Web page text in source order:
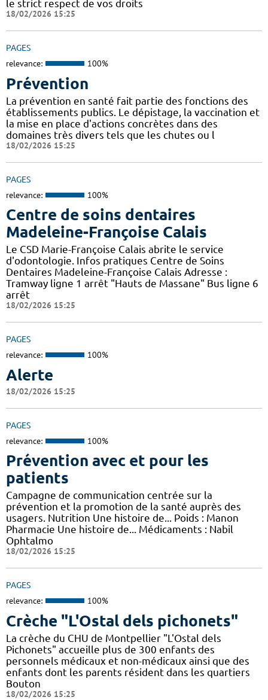
le strict respect de vos droits
18/02/2026 15:25
PAGES
relevance: 100%
Prévention
La prévention en santé fait partie des fonctions des
établissements publics. Le dépistage, la vaccination et
la mise en place d'actions concrètes dans des
domaines très divers tels que les chutes ou l
18/02/2026 15:25
PAGES
relevance: 100%
Centre de soins dentaires
Madeleine-Françoise Calais
Le CSD Marie-Françoise Calais abrite le service
d'odontologie. Infos pratiques Centre de Soins
Dentaires Madeleine-Françoise Calais Adresse :
Tramway ligne 1 arrêt "Hauts de Massane" Bus ligne 6
arrêt
18/02/2026 15:25
PAGES
relevance: 100%
Alerte
18/02/2026 15:25
PAGES
relevance: 100%
Prévention avec et pour les
patients
Campagne de communication centrée sur la
prévention et la promotion de la santé auprès des
usagers. Nutrition Une histoire de... Poids : Manon
Pharmacie Une histoire de... Médicaments : Nabil
Ophtalmo
18/02/2026 15:25
PAGES
relevance: 100%
Crèche "L'Ostal dels pichonets"
La crèche du CHU de Montpellier "L'Ostal dels
Pichonets" accueille plus de 300 enfants des
personnels médicaux et non-médicaux ainsi que des
enfants dont les parents résident dans les quartiers
Bouton
18/02/2026 15:25